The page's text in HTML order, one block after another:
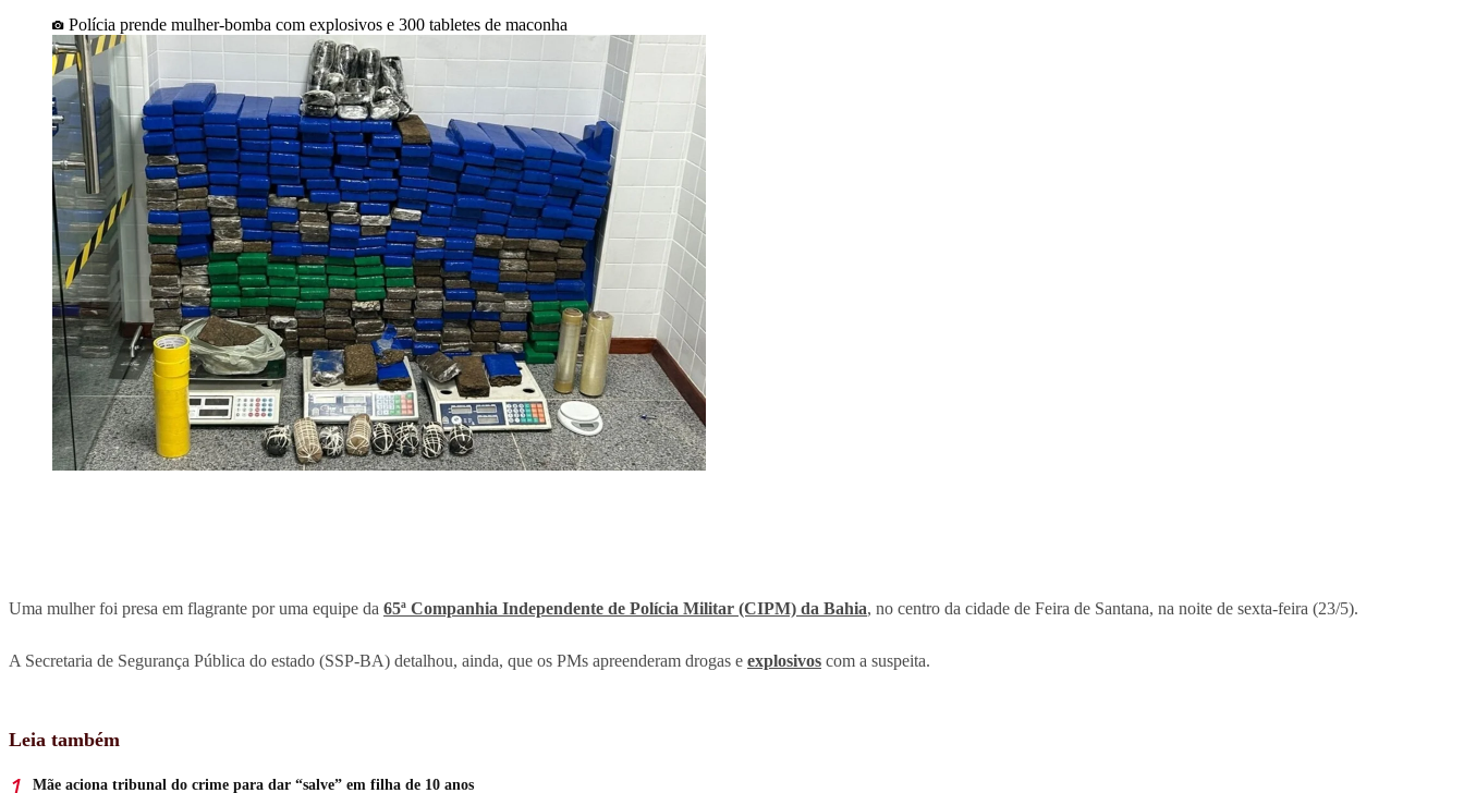
Polícia prende mulher-bomba com explosivos e 300 tabletes de maconha
Uma mulher foi presa em flagrante por uma equipe da 65ª Companhia Independente de Polícia Militar (CIPM) da Bahia, no centro da cidade de Feira de Santana, na noite de sexta-feira (23/5).
A Secretaria de Segurança Pública do estado (SSP-BA) detalhou, ainda, que os PMs apreenderam drogas e explosivos com a suspeita.
Leia também
Mãe aciona tribunal do crime para dar “salve” em filha de 10 anos